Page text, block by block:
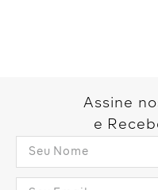
Então dá só uma
Assine
e